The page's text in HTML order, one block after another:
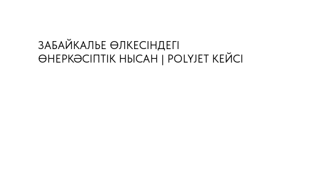
ЗАБАЙКАЛЬЕ ӨЛКЕСІНДЕГІ
ӨНЕРКӘСІПТІК НЫСАН | POLYJET КЕЙСІ